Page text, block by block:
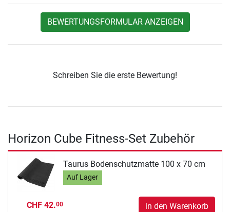
BEWERTUNGSFORMULAR ANZEIGEN
Schreiben Sie die erste Bewertung!
Horizon Cube Fitness-Set Zubehör
Taurus Bodenschutzmatte 100 x 70 cm
Auf Lager
CHF 42.00 in den Warenkorb